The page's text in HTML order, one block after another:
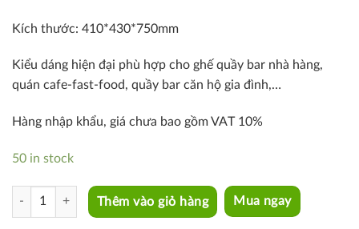
Kích thước: 410*430*750mm
Kiểu dáng hiện đại phù hợp cho ghế quầy bar nhà hàng,
quán cafe-fast-food, quầy bar căn hộ gia đình,…
Hàng nhập khẩu, giá chưa bao gồm VAT 10%
50 in stock
CB TAKA quantity
Thêm vào giỏ hàng Mua ngay